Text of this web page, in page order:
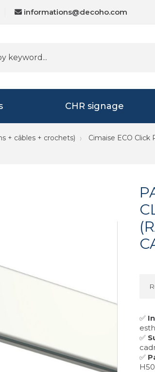
informations@decoho.com
CHR signage
+ câbles + crochets) Cimaise ECO Click
✅
✅
✅